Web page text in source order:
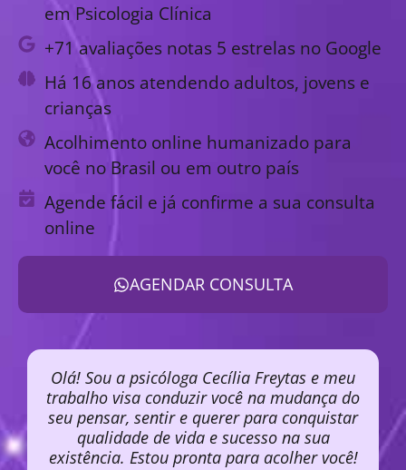
em Psicologia Clínica
+71 avaliações notas 5 estrelas no Google
Há 16 anos atendendo adultos, jovens e
crianças
Acolhimento online humanizado para
você no Brasil ou em outro país
Agende fácil e já confirme a sua consulta
online
AGENDAR CONSULTA
Olá! Sou a psicóloga Cecília Freytas e meu
trabalho visa conduzir você na mudança do
seu pensar, sentir e querer para conquistar
qualidade de vida e sucesso na sua
existência. Estou pronta para acolher você!